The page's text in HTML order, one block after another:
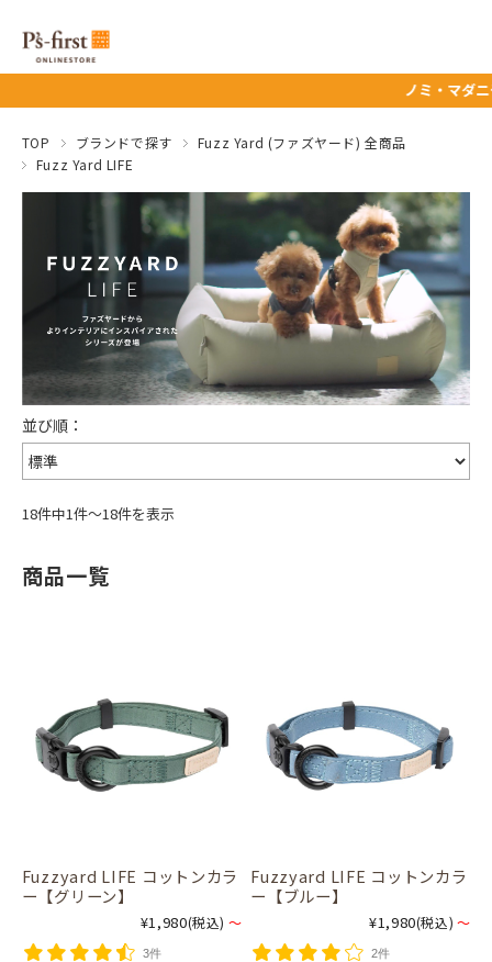
ノミ・マダニ予防薬
TOP ブランドで探す
Fuzz Yard (ファズヤード) 全商品
Fuzz Yard LIFE
18件中1件～18件を表示
商品一覧
Fuzzyard LIFE コットンカラ
ー【グリーン】
¥1,980(税込) ～
3件
Fuzzyard LIFE コットンカラ
ー【ブルー】
¥1,980(税込) ～
2件